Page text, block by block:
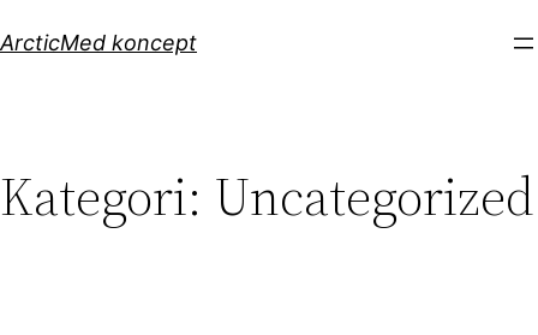
till
ArcticMed koncept
Kategori: Uncategorized